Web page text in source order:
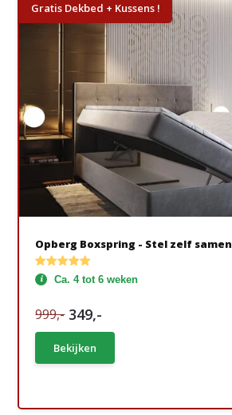
Gratis Dekbed + Kussens !
Opberg Boxspring - Stel zelf samen
Ca. 4 tot 6 weken
999,- 349,-
Bekijken